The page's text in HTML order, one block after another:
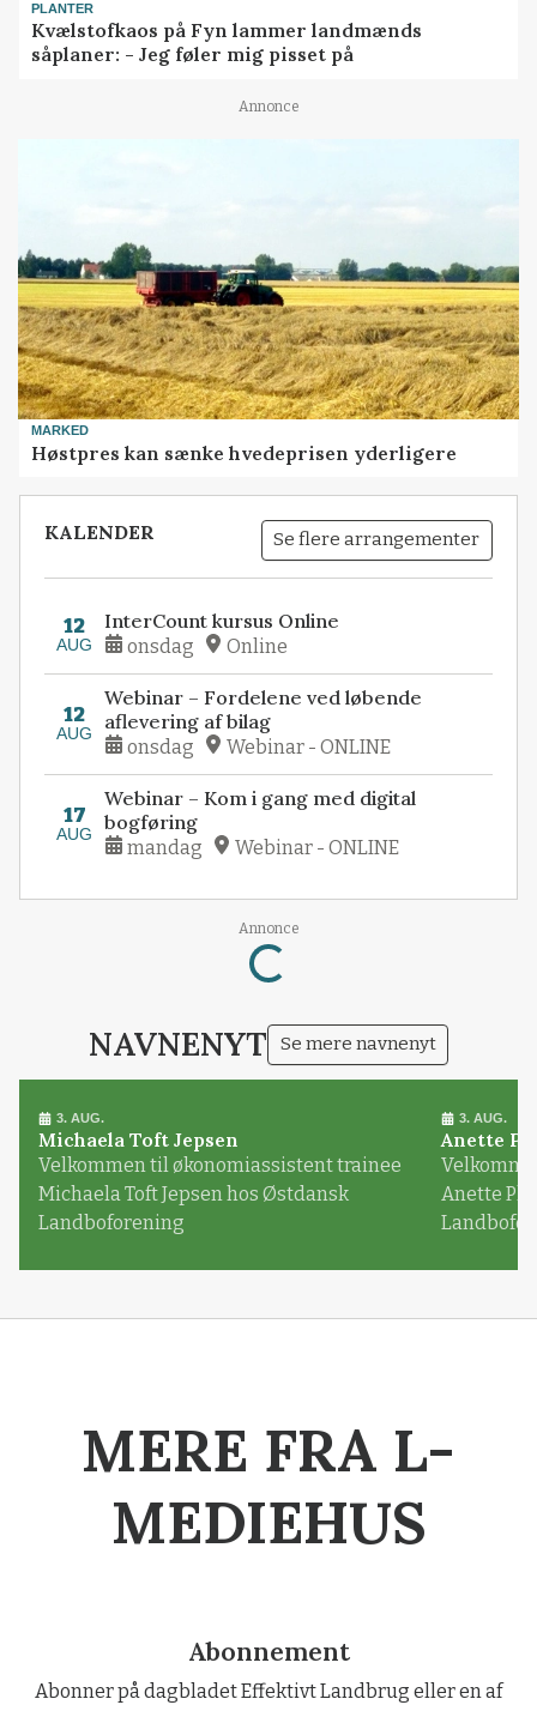
PLANTER
Kvælstofkaos på Fyn lammer landmænds
såplaner: - Jeg føler mig pisset på
Annonce
MARKED
Høstpres kan sænke hvedeprisen yderligere
KALENDER Se flere arrangementer
12
AUG
InterCount kursus Online
onsdag Online
12
AUG
Webinar – Fordelene ved løbende
aflevering af bilag
onsdag Webinar - ONLINE
17
AUG
Webinar – Kom i gang med digital
bogføring
mandag Webinar - ONLINE
Annonce
Loading...
NAVNENYT Se mere navnenyt
3. AUG.
Michaela Toft Jepsen
Velkommen til økonomiassistent trainee
Michaela Toft Jepsen hos Østdansk
Landboforening
3. AUG.
Anette
Anette
MERE FRA L-
MEDIEHUS
Abonnement
Abonner på dagbladet Effektivt Landbrug eller en af